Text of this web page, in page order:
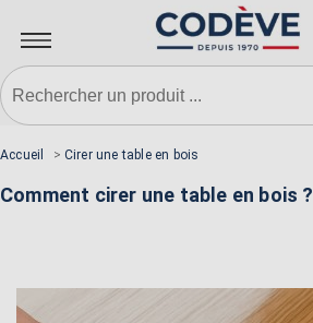
Accueil > Cirer une table en bois
Comment cirer une table en bois ?